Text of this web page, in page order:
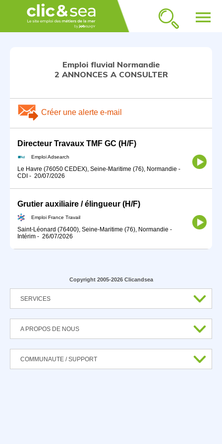
menu
Emploi fluvial Normandie
2 ANNONCES A CONSULTER
Créer une alerte e-mail
Directeur Travaux TMF GC (H/F)
Emploi Adsearch
Le Havre (76050 CEDEX), Seine-Maritime (76), Normandie -
CDI - 20/07/2026
Grutier auxiliaire / élingueur (H/F)
Emploi France Travail
Saint-Léonard (76400), Seine-Maritime (76), Normandie -
Intérim - 26/07/2026
Copyright 2005-2026 Clicandsea
SERVICES
A PROPOS DE NOUS
COMMUNAUTE / SUPPORT